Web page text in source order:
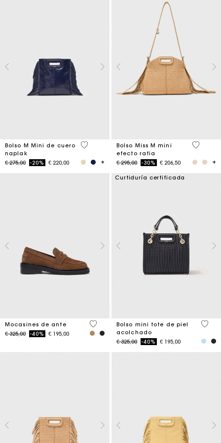
Bolso M Mini de cuero
naplak
Price reduced from
€ 275,00to-20% € 220,00
4,1 out of 5 Customer Rating
Bolso Miss M mini
efecto rafia
Price reduced from
€ 295,00to-30% € 206,50
4,5 out
Mocasines de ante
Price reduced from
€ 325,00to-40% € 195,00
3,7 out of 5 Customer Rating
Curtiduría certificada
Bolso mini tote de piel
acolchado
Price reduced from
€ 325,00to-40% € 195,00
5 out